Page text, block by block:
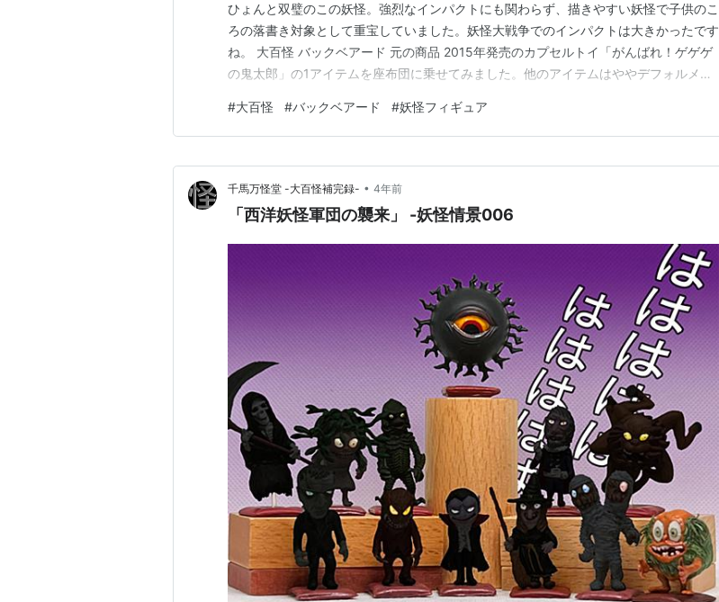
ひょんと双璧のこの妖怪。強烈なインパクトにも関わらず、描きやすい妖怪で子供のこ
ろの落書き対象として重宝していました。妖怪大戦争でのインパクトは大きかったです
ね。 大百怪 バックベアード 元の商品 2015年発売のカプセルトイ「がんばれ！ゲゲゲ
の鬼太郎」の1アイテムを座布団に乗せてみました。他のアイテムはややデフォルメさ
なサイズ感ですが、却って強者感を出せていい感じです。ちょっとだけ手を加えていま
す。 ガシャポン がんばれ! ゲゲゲの鬼太…
#大百怪 #バックベアード #妖怪フィギュア
千馬万怪堂 -大百怪補完録- • 4年前
「西洋妖怪軍団の襲来」 -妖怪情景006